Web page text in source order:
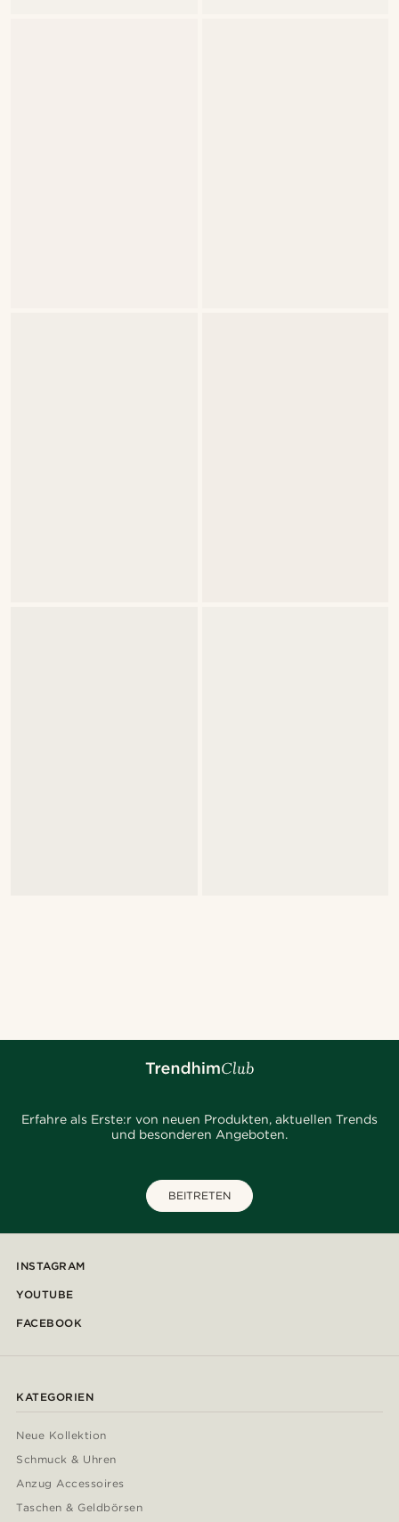
Erfahre als Erste:r von neuen Produkten, aktuellen Trends
und besonderen Angeboten.
BEITRETEN
INSTAGRAM
YOUTUBE
FACEBOOK
KATEGORIEN
Neue Kollektion
Schmuck & Uhren
Anzug Accessoires
Taschen & Geldbörsen